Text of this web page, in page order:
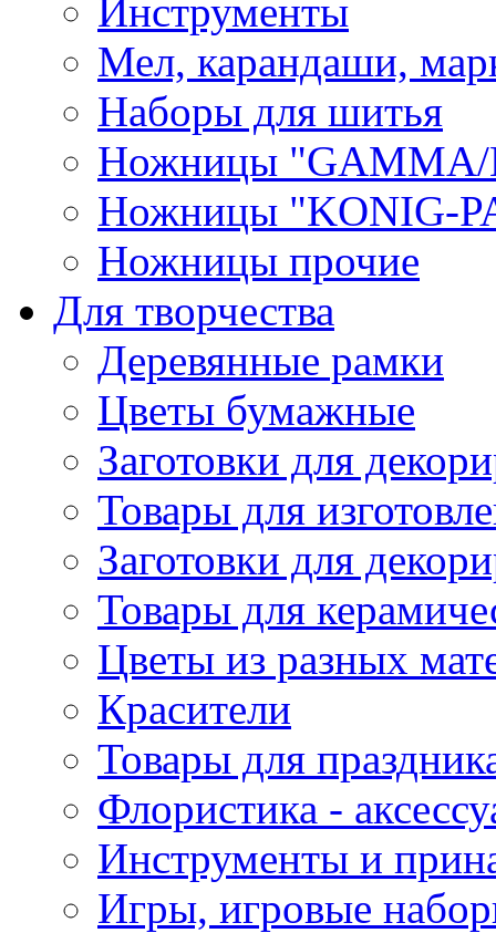
Инструменты
Мел, карандаши,
Наборы для шитья
Ножницы "GAMMA/
Ножницы "KONIG-
Ножницы прочие
Для творчества
Деревянные рамки
Цветы бумажные
Заготовки для
Товары для
Заготовки для
Товары для
Цветы из разных
Красители
Товары для
Флористика -
Инструменты и
Игры, игровые